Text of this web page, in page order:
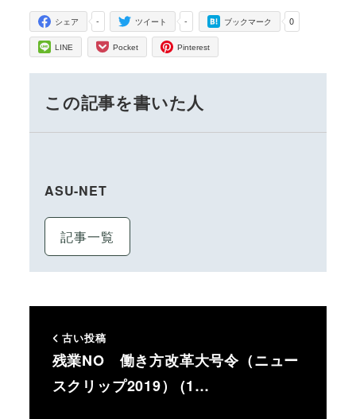
-
シェア -
ツイート 0
ブックマーク
LINE Pocket Pinterest
この記事を書いた人
ASU-NET
記事一覧
古い投稿
残業NO 働き方改革大号令（ニュー
スクリップ2019） (1…